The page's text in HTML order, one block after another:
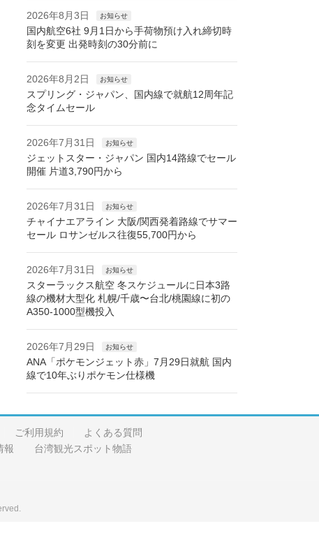
2026年8月3日 お知らせ
国内航空6社 9月1日から手荷物預け入れ締切時
刻を変更 出発時刻の30分前に
2026年8月2日 お知らせ
スプリング・ジャパン、国内線で就航12周年記
念タイムセール
2026年7月31日 お知らせ
ジェットスター・ジャパン 国内14路線でセール
開催 片道3,790円から
2026年7月31日 お知らせ
チャイナエアライン 大阪/関西発着路線でサマー
セール ロサンゼルス往復55,700円から
2026年7月31日 お知らせ
スターラックス航空 冬スケジュールに日本3路
線の機材大型化 札幌/千歳〜台北/桃園線に初の
A350-1000型機投入
2026年7月29日 お知らせ
ANA「ポケモンジェット赤」7月29日就航 国内
線で10年ぶりポケモン仕様機
ご利用規約
よくある質問
報
台湾観光スポット物語